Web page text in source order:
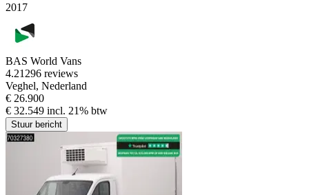
2017
BAS World Vans
4.21296 reviews
Veghel, Nederland
€ 26.900
€ 32.549 incl. 21% btw
Stuur bericht